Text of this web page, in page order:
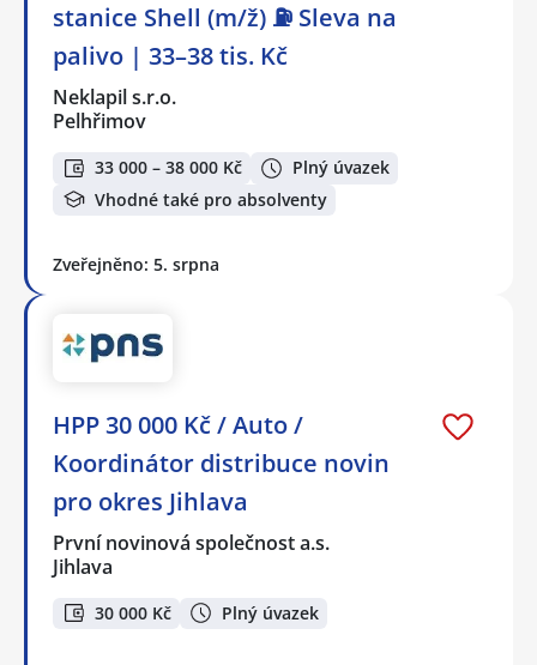
stanice Shell (m/ž) ⛽ Sleva na
palivo | 33–38 tis. Kč
Neklapil s.r.o.
Pelhřimov
33 000 – 38 000 Kč
Plný úvazek
Vhodné také pro absolventy
Zveřejněno: 5. srpna
HPP 30 000 Kč / Auto /
Koordinátor distribuce novin
pro okres Jihlava
První novinová společnost a.s.
Jihlava
30 000 Kč Plný úvazek